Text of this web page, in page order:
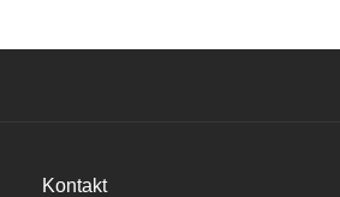
Kontakt